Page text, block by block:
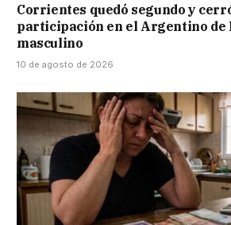
Corrientes quedó segundo y
participación en el Argentino
masculino
10 de agosto de 2026